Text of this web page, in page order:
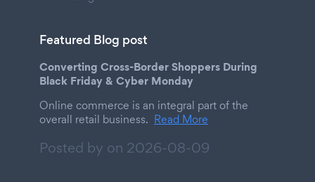
Featured Blog post
Converting Cross-Border Shoppers During
Black Friday & Cyber Monday
Online commerce is an integral part of the
overall retail business. Read More
Posted by on 2026-08-09